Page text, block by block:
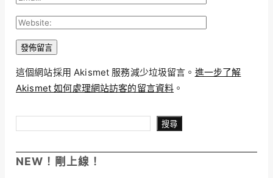
這個網站採用 Akismet 服務減少垃圾留言。 進一步了解
Akismet 如何處理網站訪客的留言資料 。
搜尋
NEW！剛上線！